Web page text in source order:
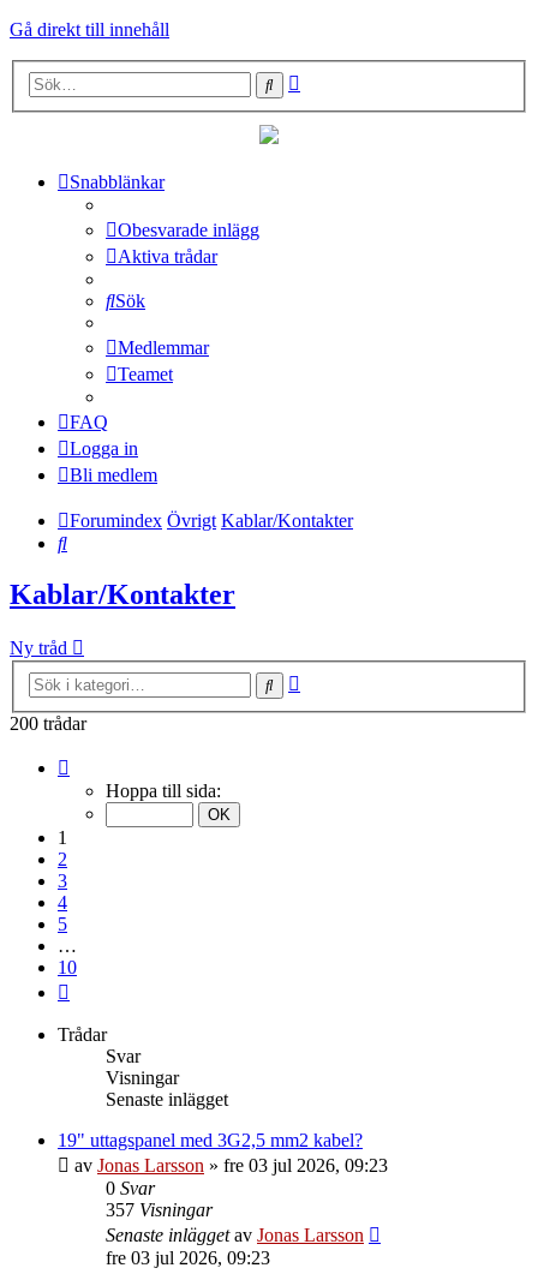
Gå direkt till innehåll
Sök
Snabblänkar
Obesvarade inlägg
Aktiva trådar
Sök
Medlemmar
Teamet
FAQ
Logga in
Bli medlem
Forumindex Övrigt Kablar/Kontakter
Sök
Kablar/Kontakter
Ny tråd
Sök
200 trådar
Hoppa till sida:
1
2
3
4
5
…
10
Trådar
Svar
Visningar
Senaste inlägget
19" uttagspanel med 3G2,5 mm2 kabel?
av Jonas Larsson » fre 03 jul 2026, 09:23
0 Svar
357 Visningar
Senaste inläggetav Jonas Larsson
fre 03 jul 2026, 09:23